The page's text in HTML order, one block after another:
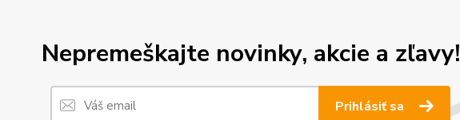
Nepremeškajte novinky, akcie a zľavy!
Prihlásiť sa